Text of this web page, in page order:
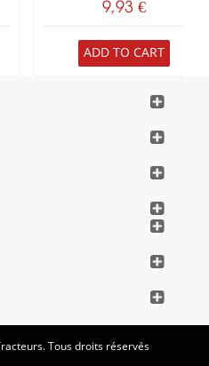
9,93 €
ADD TO CART
Tous droits réservés